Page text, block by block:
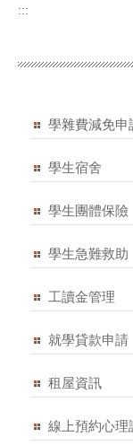
:::
學雜費減免申
學生宿舍
學生團體保險
學生急難救助
工讀金管理
就學貸款申請
租屋資訊
線上預約心理